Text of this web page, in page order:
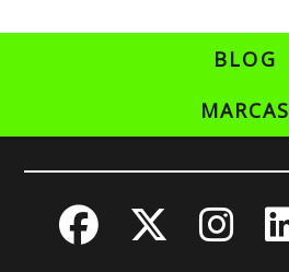
BLOG
MARCAS